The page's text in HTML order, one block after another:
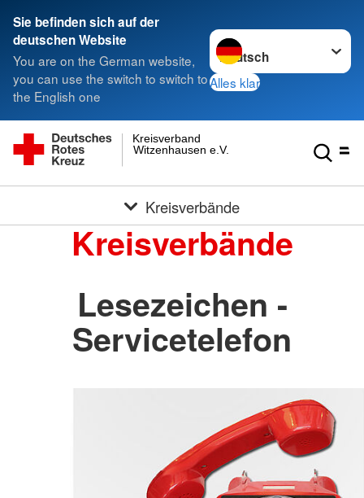
Sie befinden sich auf der
deutschen Website
You are on the German website,
you can use the switch to switch to
the English one
Sprache wechseln zu
Alles klar
Witzenhausen e.V.
Kreisverband
Kreisverbände
Kreisverbände
Lesezeichen -
Servicetelefon